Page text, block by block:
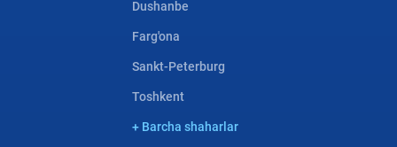
Dushanbe
Farg'ona
Sankt-Peterburg
Toshkent
+ Barcha shaharlar